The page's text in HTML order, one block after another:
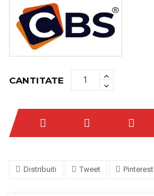
CANTITATE
Distribuiti Tweet Pinterest